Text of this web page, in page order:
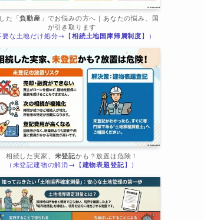
た「負動産 」でお悩みの方へ｜あなたの悩み、国
が引き取ります
要な土地だけ処分→【相続土地国庫帰属制度】）
相続した実家、 未登記かも？放置は危険！
（未登記建物の解消→【建物表題登記】）